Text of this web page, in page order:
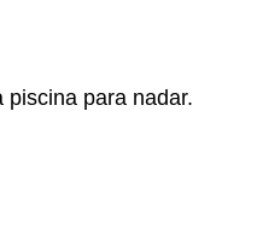
piscina para nadar.